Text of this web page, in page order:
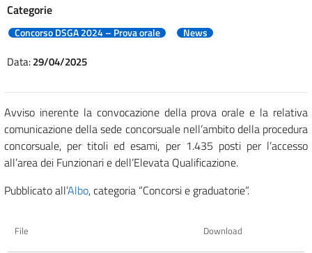
Categorie
Concorso DSGA 2024 – Prova orale News
Data:29/04/2025
Avviso inerente la convocazione della prova orale e la relativa
comunicazione della sede concorsuale nell’ambito della procedura
concorsuale, per titoli ed esami, per 1.435 posti per l’accesso
all’area dei Funzionari e dell’Elevata Qualificazione.
Pubblicato all’Albo, categoria “Concorsi e graduatorie”.
File Download